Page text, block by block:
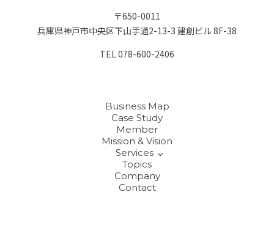
〒650-0011
兵庫県神戸市中央区下山手通2-13-3 建創ビル 8F-38
TEL078-600-2406
Business Map
Case Study
Member
Mission & Vision
Services
Topics
Company
Contact